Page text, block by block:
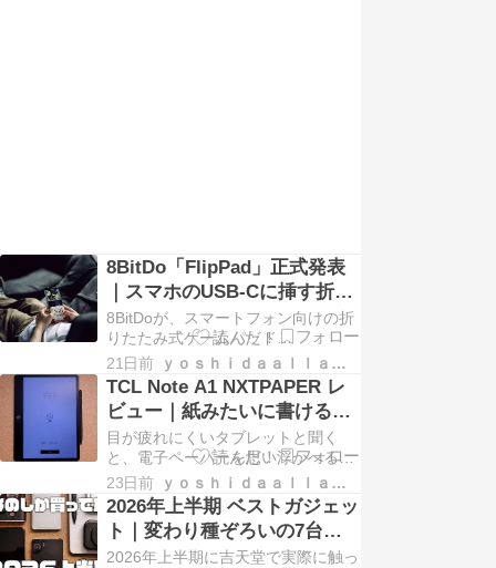
8BitDo「FlipPad」正式発表
｜スマホのUSB-Cに挿す折り
たたみ式ゲームパッド
8BitDoが、スマートフォン向けの折
りたたみ式ゲームパッド
「FlipPad」を正式に発表しまし
た。スマホのUSB-C端子に直接挿し
込み、画面の下半分を挟むように本
体を折りたたんで装着することで、
まるでゲームボーイのよう […]
21日前 ｙｏｓｈｉｄａａｌｌａｒｃｈｉｖｅｓ
TCL Note A1 NXTPAPER レ
ビュー｜紙みたいに書けるAI
デジタルノート
目が疲れにくいタブレットと聞く
と、電子ペーパーを思い浮かべる人
も多いと思います。 でも実際は動画
は見づらかったり、動きがもたつい
たり、残像が気になるという点で普
段使いには、どうしても割り切りが
必要でした。 そこで登場した […]
23日前 ｙｏｓｈｉｄａａｌｌａｒｃｈｉｖｅｓ
2026年上半期 ベストガジェッ
ト｜変わり種ぞろいの7台を
本音で振り返る
2026年上半期に吉天堂で実際に触っ